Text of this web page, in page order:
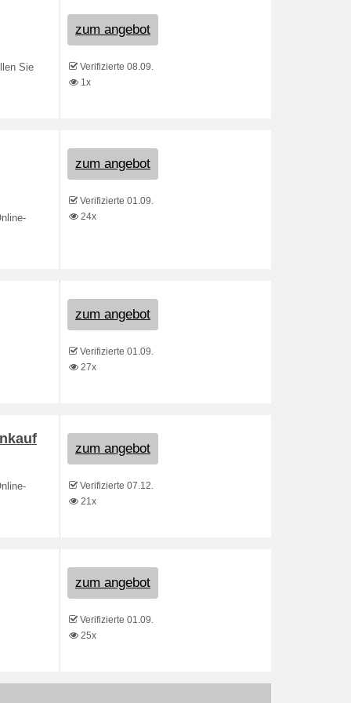
Sie
zum angebot
Verifizierte 08.09.
1x
zum angebot
Verifizierte 01.09.
24x
zum angebot
Verifizierte 01.09.
27x
zum angebot
Verifizierte 07.12.
21x
zum angebot
Verifizierte 01.09.
25x